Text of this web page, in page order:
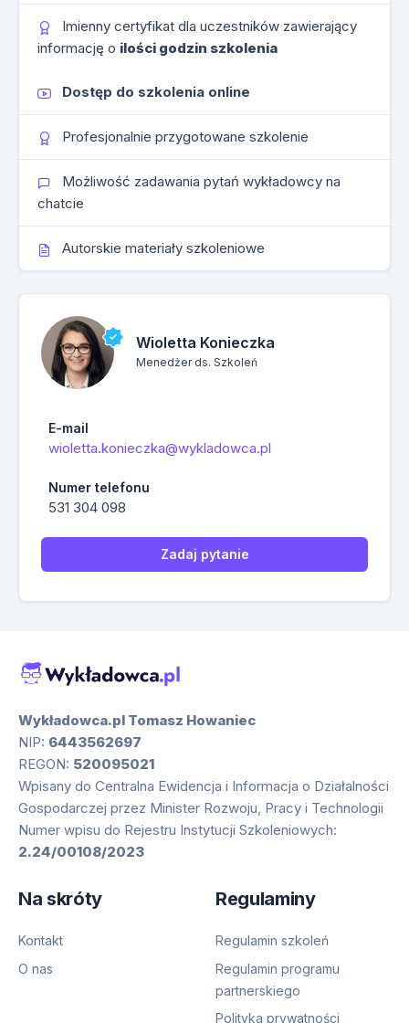
Imienny certyfikat dla uczestników zawierający
informację o ilości godzin szkolenia
Dostęp do szkolenia online
Profesjonalnie przygotowane szkolenie
Możliwość zadawania pytań wykładowcy na
chatcie
Autorskie materiały szkoleniowe
Wioletta Konieczka
Menedżer ds. Szkoleń
E-mail
wioletta.konieczka@wykladowca.pl
Numer telefonu
531 304 098
Zadaj pytanie
Wykładowca.pl Tomasz Howaniec
NIP: 6443562697
REGON: 520095021
Wpisany do Centralna Ewidencja i Informacja o Działalności
Gospodarczej przez Minister Rozwoju, Pracy i Technologii
Numer wpisu do Rejestru Instytucji Szkoleniowych:
2.24/00108/2023
Na skróty
Kontakt
O nas
Regulaminy
Regulamin szkoleń
Regulamin programu
partnerskiego
Polityka prywatności